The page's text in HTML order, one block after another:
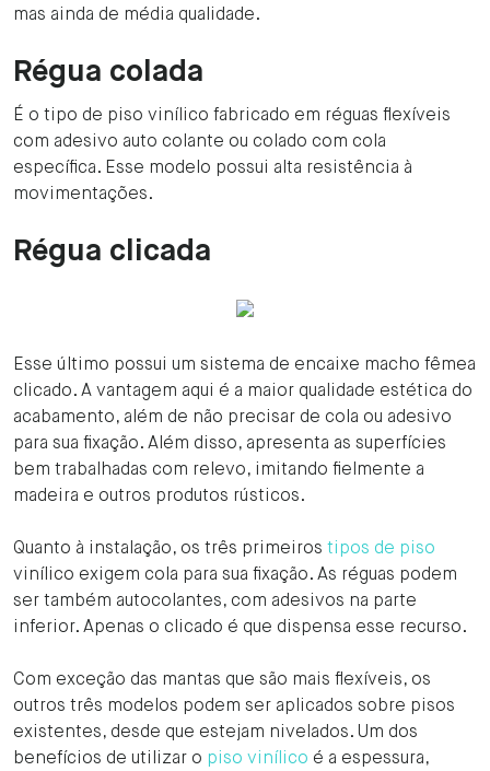
mas ainda de média qualidade.
Régua colada
É o tipo de piso vinílico fabricado em réguas flexíveis
com adesivo auto colante ou colado com cola
específica. Esse modelo possui alta resistência à
movimentações.
Régua clicada
Esse último possui um sistema de encaixe macho fêmea
clicado. A vantagem aqui é a maior qualidade estética do
acabamento, além de não precisar de cola ou adesivo
para sua fixação. Além disso, apresenta as superfícies
bem trabalhadas com relevo, imitando fielmente a
madeira e outros produtos rústicos.
Quanto à instalação, os três primeiros tipos de piso
vinílico exigem cola para sua fixação. As réguas podem
ser também autocolantes, com adesivos na parte
inferior. Apenas o clicado é que dispensa esse recurso.
Com exceção das mantas que são mais flexíveis, os
outros três modelos podem ser aplicados sobre pisos
existentes, desde que estejam nivelados. Um dos
benefícios de utilizar o piso vinílico é a espessura,